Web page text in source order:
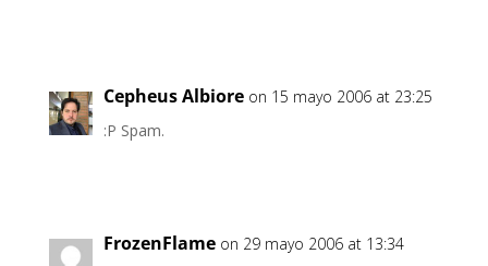
Cepheus Albiore on 15 mayo 2006 at 23:25
:P Spam.
FrozenFlame on 29 mayo 2006 at 13:34